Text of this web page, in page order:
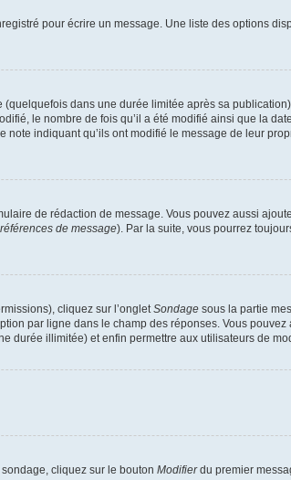
pour écrire un message. Une liste des options
dans une durée limitée après sa
le nombre de fois qu’il a été modifié ainsi que la
indiquant qu’ils ont modifié le message de leur
de rédaction de message. Vous pouvez aussi
de message). Par la suite, vous pourrez
cliquez sur l’onglet Sondage sous la partie
par ligne dans le champ des réponses. Vous
durée illimitée) et enfin permettre aux utilisateurs de
cliquez sur le bouton Modifierdu premier